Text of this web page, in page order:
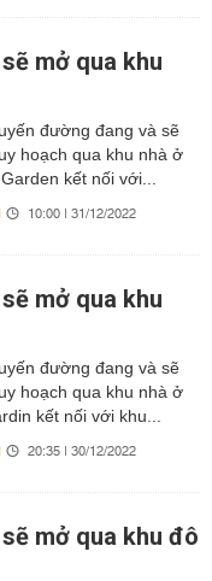
mở qua khu
đường đang và sẽ
hoạch qua khu nhà ở
kết nối với...
10:00 | 31/12/2022
mở qua khu
đường đang và sẽ
hoạch qua khu nhà ở
kết nối với khu...
20:35 | 30/12/2022
mở qua khu đô